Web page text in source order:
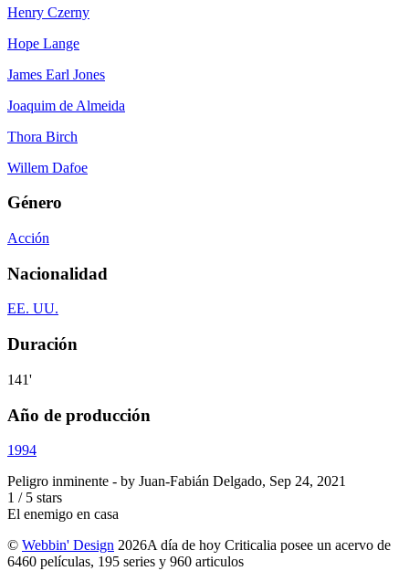
Henry Czerny
Hope Lange
James Earl Jones
Joaquim de Almeida
Thora Birch
Willem Dafoe
Género
Acción
Nacionalidad
EE. UU.
Duración
141'
Año de producción
1994
Peligro inminente - by Juan-Fabián Delgado, Sep 24, 2021
1 / 5 stars
El enemigo en casa
© Webbin' Design 2026A día de hoy Criticalia posee un acervo de
6460 películas, 195 series y 960 articulos